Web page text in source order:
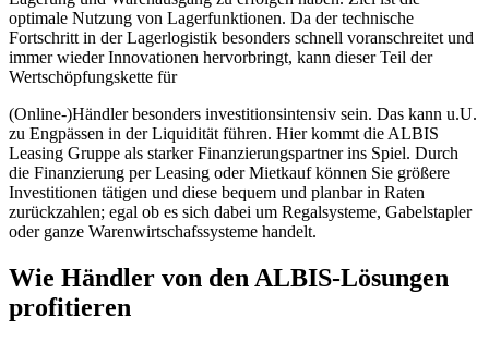
optimale Nutzung von Lagerfunktionen. Da der technische
Fortschritt in der Lagerlogistik besonders schnell voranschreitet und
immer wieder Innovationen hervorbringt, kann dieser Teil der
Wertschöpfungskette für
(Online-)Händler besonders investitionsintensiv sein. Das kann u.U.
zu Engpässen in der Liquidität führen. Hier kommt die ALBIS
Leasing Gruppe als starker Finanzierungspartner ins Spiel. Durch
die Finanzierung per Leasing oder Mietkauf können Sie größere
Investitionen tätigen und diese bequem und planbar in Raten
zurückzahlen; egal ob es sich dabei um Regalsysteme, Gabelstapler
oder ganze Warenwirtschafssysteme handelt.
Wie Händler von den ALBIS-Lösungen
profitieren